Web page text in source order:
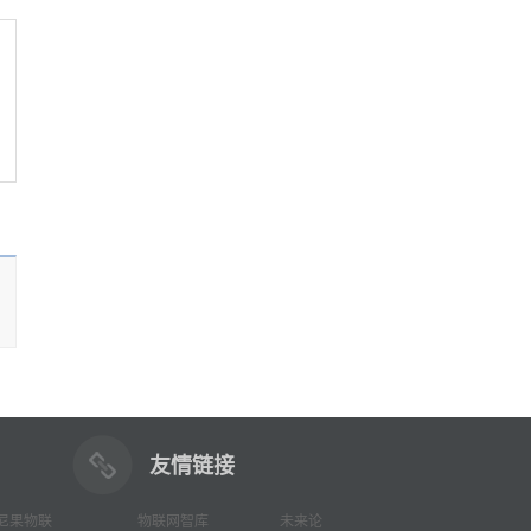
友情链接
果物联 物联网智库 未来论